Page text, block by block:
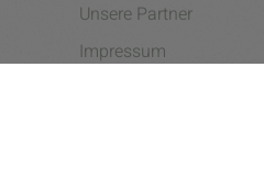
Unsere Partner
Impressum